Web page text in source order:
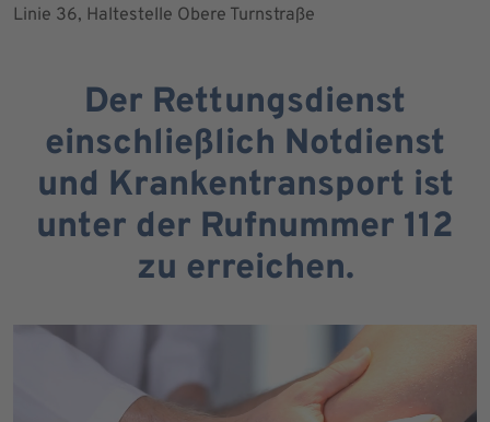
Linie 36, Haltestelle Obere Turnstraße
Der Rettungsdienst
einschließlich Notdienst
und Krankentransport ist
unter der Rufnummer 112
zu erreichen.